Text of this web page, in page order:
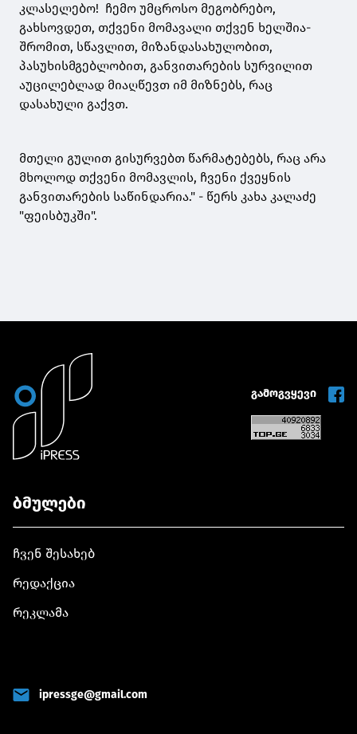
კლასელებო! ჩემო უმცროსო მეგობრებო,
გახსოვდეთ, თქვენი მომავალი თქვენ ხელშია-
შრომით, სწავლით, მიზანდასახულობით,
პასუხისმგებლობით, განვითარების სურვილით
აუცილებლად მიაღწევთ იმ მიზნებს, რაც
დასახული გაქვთ.
მთელი გულით გისურვებთ წარმატებებს, რაც არა
მხოლოდ თქვენი მომავლის, ჩვენი ქვეყნის
განვითარების საწინდარია." - წერს კახა კალაძე
"ფეისბუკში".
გამოგვყევი
ბმულები
ჩვენ შესახებ
რედაქცია
რეკლამა
ipressge@gmail.com